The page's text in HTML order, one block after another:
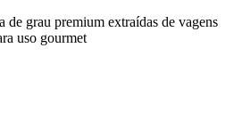
de grau premium extraídas de vagens
uso gourmet